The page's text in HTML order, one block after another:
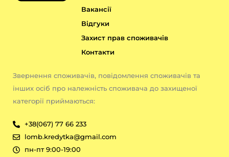
Вакансії
Відгуки
Захист прав споживачів
Контакти
Звернення споживачів, повідомлення споживачів та
інших осіб про належність споживача до захищеної
категорії приймаються:
+38(067) 77 66 233
lomb.kredytka@gmail.com
пн-пт 9:00-19:00